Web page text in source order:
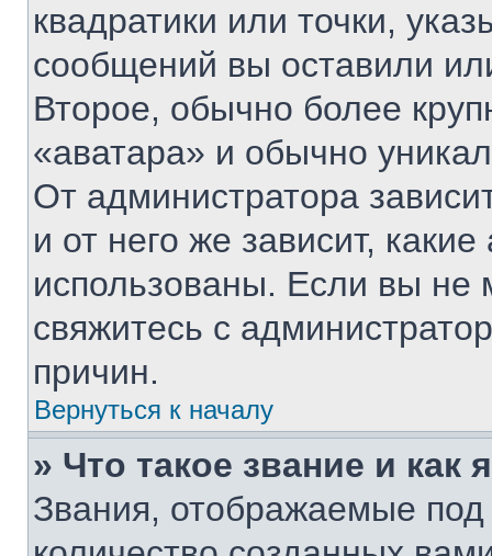
квадратики или точки,
сообщений вы оставили
Второе, обычно более
«аватара» и обычно
От администратора
и от него же зависит,
использованы. Если вы не
свяжитесь с
причин.
Вернуться к началу
» Что такое звание и как
Звания, отображаемые